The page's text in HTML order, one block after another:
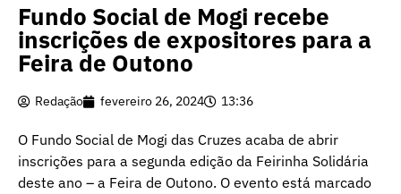
Fundo Social de Mogi recebe
inscrições de expositores para a
Feira de Outono
Redação fevereiro 26, 2024 13:36
O Fundo Social de Mogi das Cruzes acaba de abrir
inscrições para a segunda edição da Feirinha Solidária
deste ano – a Feira de Outono. O evento está marcado